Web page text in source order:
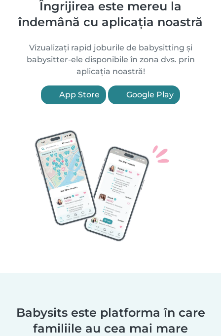
Îngrijirea este mereu la
îndemână cu aplicația noastră
Vizualizați rapid joburile de babysitting și
babysitter-ele disponibile în zona dvs. prin
aplicația noastră!
App Store Google Play
Babysits este platforma în care
familiile au cea mai mare